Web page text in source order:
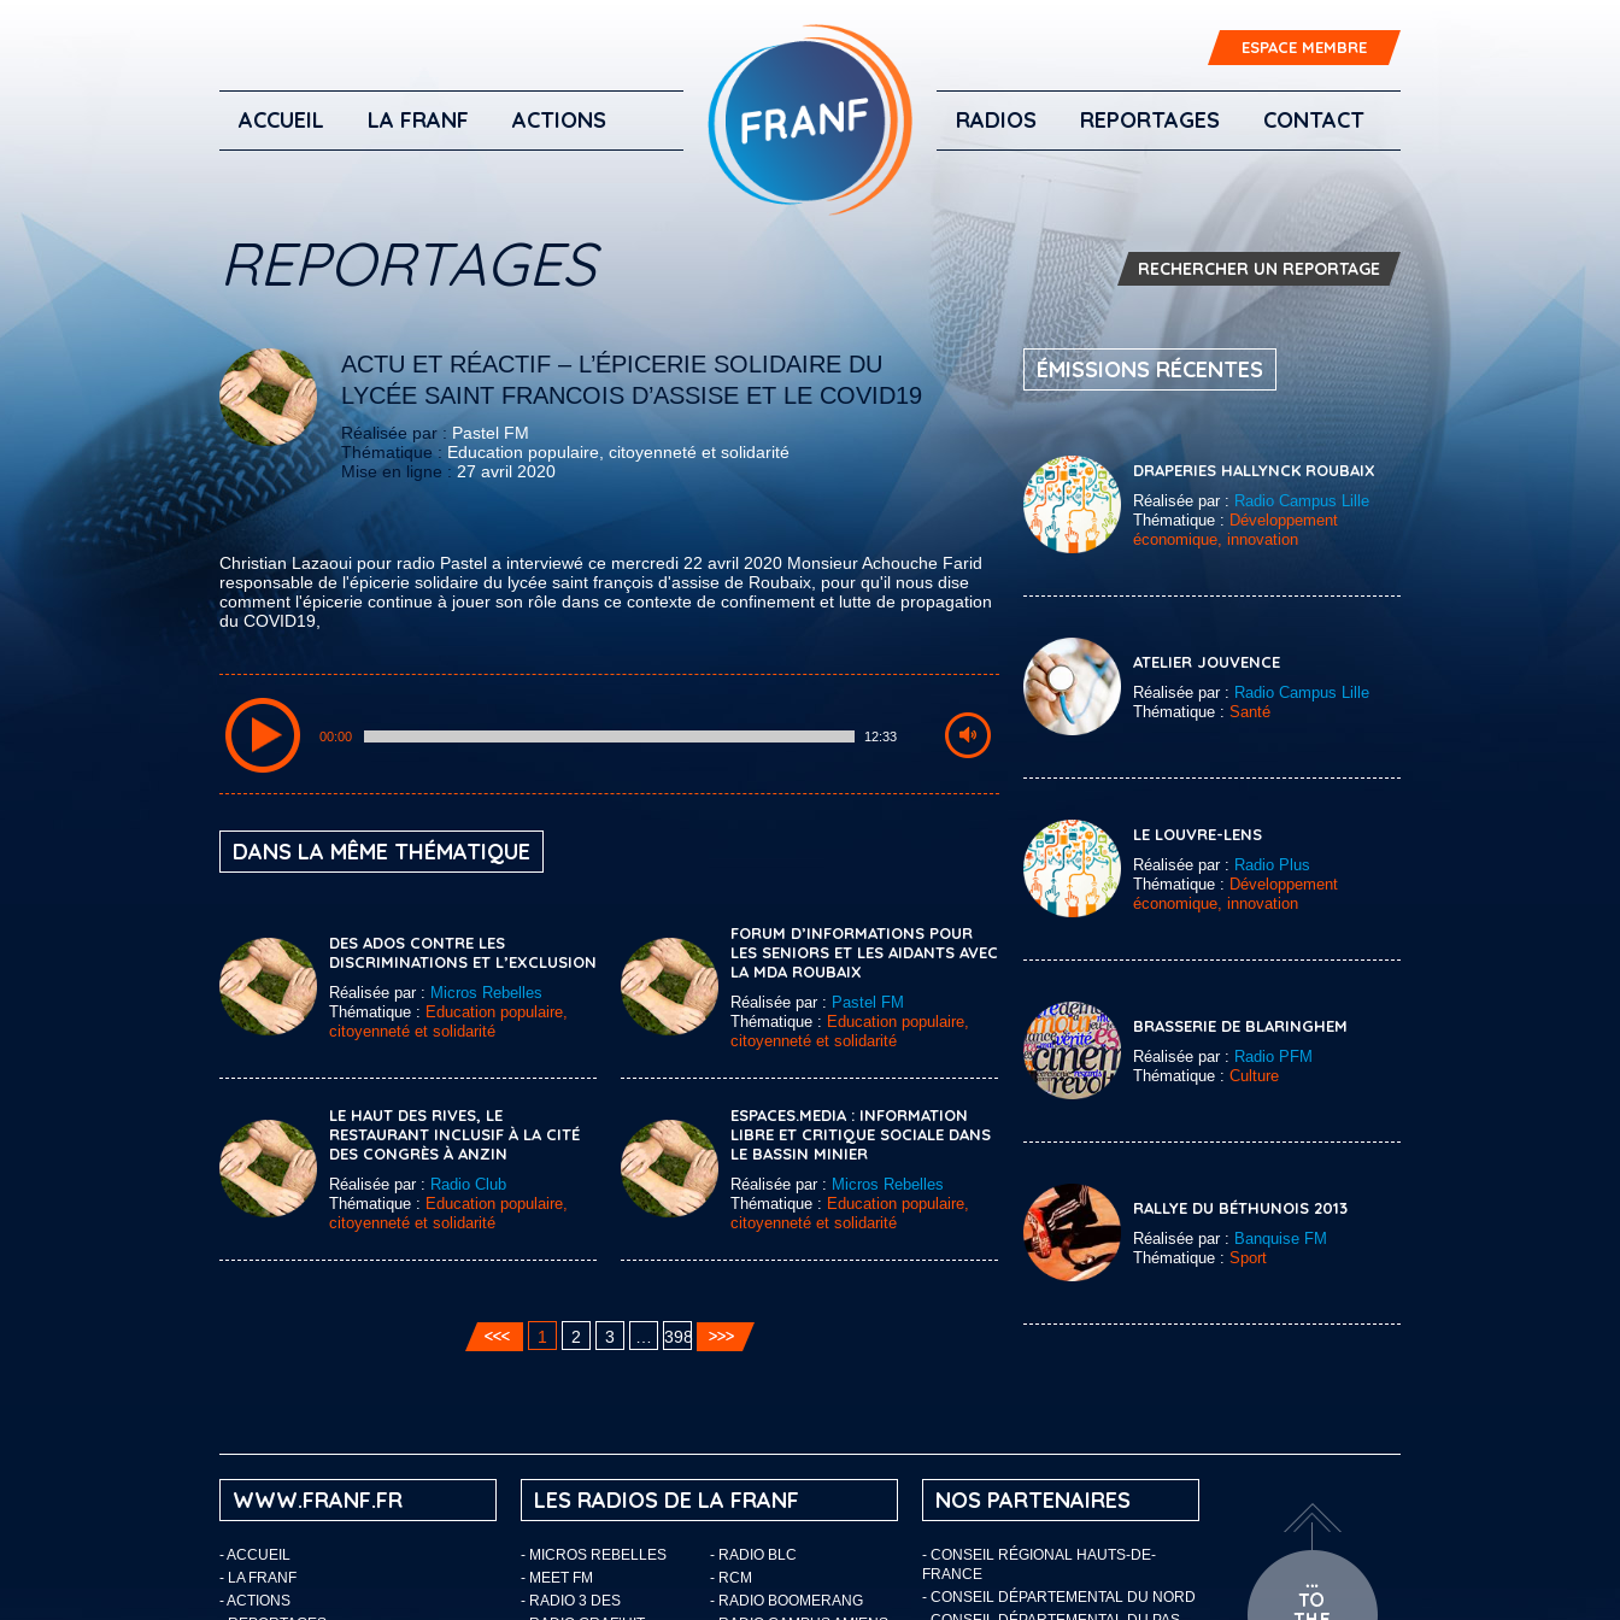
ESPACE MEMBRE
ACCUEIL LA FRANF ACTIONS RADIOS REPORTAGES CONTACT
REPORTAGES RECHERCHER UN REPORTAGE
ACTU ET RÉACTIF – L’ÉPICERIE SOLIDAIRE DU
LYCÉE SAINT FRANCOIS D’ASSISE ET LE COVID19
Réalisée par : Pastel FM
Thématique : Education populaire, citoyenneté et solidarité
Mise en ligne : 27 avril 2020
Christian Lazaoui pour radio Pastel a interviewé ce mercredi 22 avril 2020 Monsieur Achouche Farid
responsable de l'épicerie solidaire du lycée saint françois d'assise de Roubaix, pour qu'il nous dise
comment l'épicerie continue à jouer son rôle dans ce contexte de confinement et lutte de propagation
du COVID19,
00:00 12:33
DANS LA MÊME THÉMATIQUE
DES ADOS CONTRE LES
DISCRIMINATIONS ET L’EXCLUSION
Réalisée par : Micros Rebelles
Thématique : Education populaire,
citoyenneté et solidarité
FORUM D’INFORMATIONS POUR
LES SENIORS ET LES AIDANTS AVEC
LA MDA ROUBAIX
Réalisée par : Pastel FM
Thématique : Education populaire,
citoyenneté et solidarité
LE HAUT DES RIVES, LE
RESTAURANT INCLUSIF À LA CITÉ
DES CONGRÈS À ANZIN
Réalisée par : Radio Club
Thématique : Education populaire,
citoyenneté et solidarité
ESPACES.MEDIA : INFORMATION
LIBRE ET CRITIQUE SOCIALE DANS
LE BASSIN MINIER
Réalisée par : Micros Rebelles
Thématique : Education populaire,
citoyenneté et solidarité
1 2 3 398
ÉMISSIONS RÉCENTES
DRAPERIES HALLYNCK ROUBAIX
Réalisée par : Radio Campus Lille
Thématique : Développement
économique, innovation
ATELIER JOUVENCE
Réalisée par : Radio Campus Lille
Thématique : Santé
LE LOUVRE-LENS
Réalisée par : Radio Plus
Thématique : Développement
économique, innovation
BRASSERIE DE BLARINGHEM
Réalisée par : Radio PFM
Thématique : Culture
RALLYE DU BÉTHUNOIS 2013
Réalisée par : Banquise FM
Thématique : Sport
WWW.FRANF.FR
-ACCUEIL
- LA FRANF
-ACTIONS
LES RADIOS DE LA FRANF
- MICROS REBELLES
- RADIO BLC
- MEET FM
- RCM
- RADIO 3 DES
- RADIO BOOMERANG
NOS PARTENAIRES
- CONSEIL RÉGIONAL HAUTS-DE-
FRANCE
- CONSEIL DÉPARTEMENTAL DU NORD